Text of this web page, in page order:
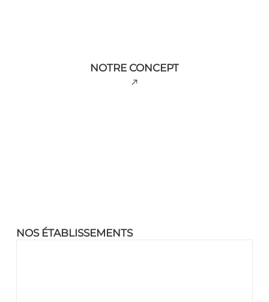
NOTRE CONCEPT
NOS ÉTABLISSEMENTS